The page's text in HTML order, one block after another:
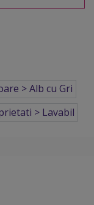
> Alb cu Gri
> Lavabil